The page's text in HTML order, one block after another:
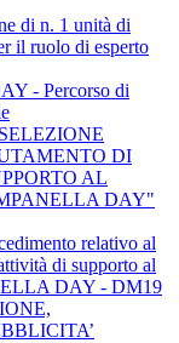
di n. 1 unità di
il ruolo di esperto
- Percorso di
DI
AL
DAY"
relativo al
di supporto al
DAY - DM19